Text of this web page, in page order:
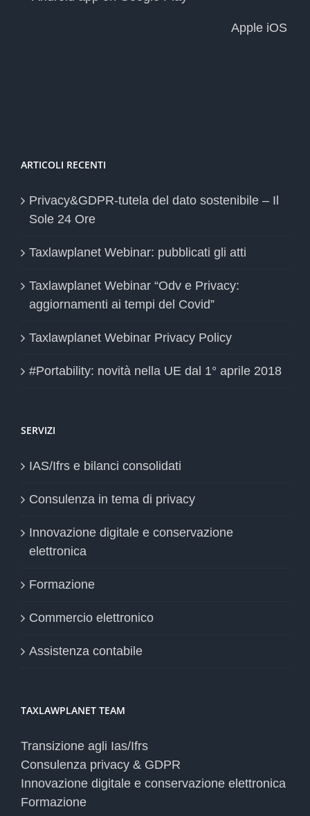
Apple iOS
ARTICOLI RECENTI
Privacy&GDPR-tutela del dato sostenibile – Il
Sole 24 Ore
Taxlawplanet Webinar: pubblicati gli atti
Taxlawplanet Webinar “Odv e Privacy:
aggiornamenti ai tempi del Covid”
Taxlawplanet Webinar Privacy Policy
#Portability: novità nella UE dal 1° aprile 2018
SERVIZI
IAS/Ifrs e bilanci consolidati
Consulenza in tema di privacy
Innovazione digitale e conservazione
elettronica
Formazione
Commercio elettronico
Assistenza contabile
TAXLAWPLANET TEAM
Transizione agli Ias/Ifrs
Consulenza privacy & GDPR
Innovazione digitale e conservazione elettronica
Formazione